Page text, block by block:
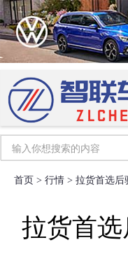
首页 > 行情 > 拉货首选后
拉货首